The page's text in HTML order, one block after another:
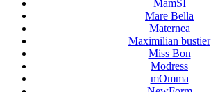
MamSI
Mare Bella
Maternea
Maximilian bustier
Miss Bon
Modress
mOmma